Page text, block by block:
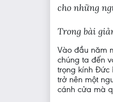
cho những
Trong bài
Vào đầu năm
chúng ta đến
trọng kính Đức
trở nên một
cánh cửa mà